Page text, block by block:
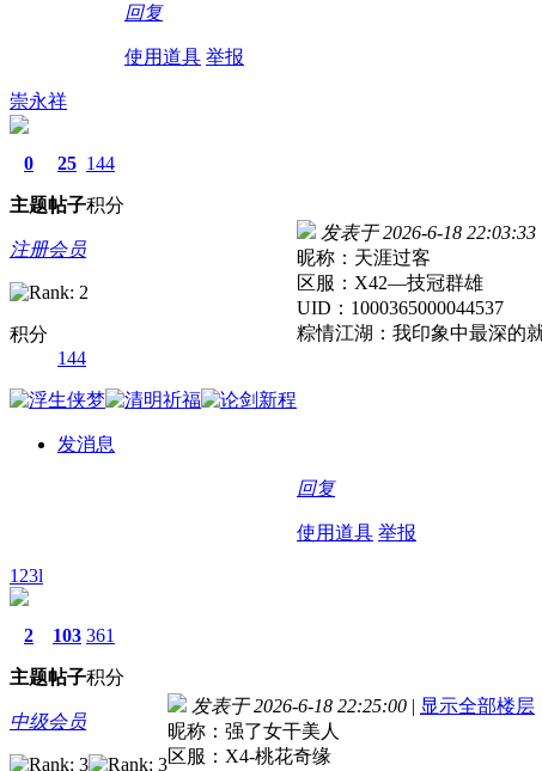
回复
使用道具 举报
崇永祥
0
主题
25
帖子
144
积分
注册会员
积分
144
发消息
发表于 2026-6-18 22:03:33
昵称：天涯过客
区服：X42—技冠群雄
UID：1000365000044537
粽情江湖：我印象中最深的
回复
使用道具 举报
123l
2
主题
103
帖子
361
积分
中级会员
发表于 2026-6-18 22:25:00 | 显示全部楼层
昵称：强了女干美人
区服：X4-桃花奇缘